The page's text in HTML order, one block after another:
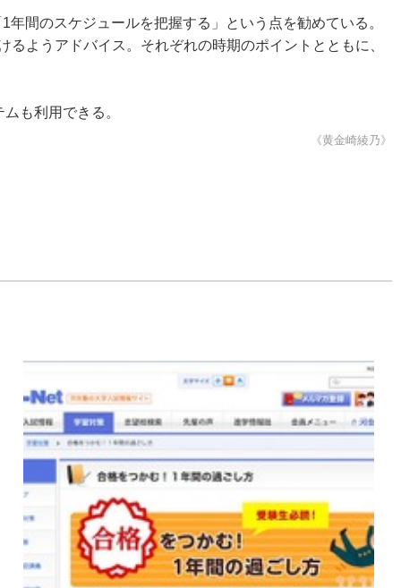
間のスケジュールを把握する」という点を勧めている。
ようアドバイス。それぞれの時期のポイントとともに、
も利用できる。
《黄金崎綾乃》